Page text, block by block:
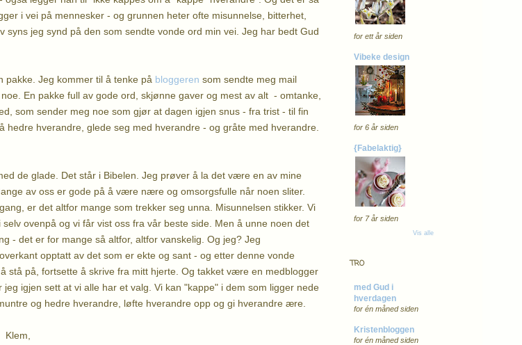
i vei på mennesker - og grunnen heter ofte misunnelse, bitterhet,
syns jeg synd på den som sendte vonde ord min vei. Jeg har bedt Gud
pakke. Jeg kommer til å tenke på bloggeren som sendte meg mail
En pakke full av gode ord, skjønne gaver og mest av alt - omtanke,
som sender meg noe som gjør at dagen igjen snus - fra trist - til fin
hedre hverandre, glede seg med hverandre - og gråte med hverandre.
de glade. Det står i Bibelen. Jeg prøver å la det være en av mine
av oss er gode på å være nære og omsorgsfulle når noen sliter.
er det altfor mange som trekker seg unna. Misunnelsen stikker. Vi
ovenpå og vi får vist oss fra vår beste side. Men å unne noen det
- det er for mange så altfor, altfor vanskelig. Og jeg? Jeg
opptatt av det som er ekte og sant - og etter denne vonde
stå på, fortsette å skrive fra mitt hjerte. Og takket være en medblogger
igjen sett at vi alle har et valg. Vi kan "kappe" i dem som ligger nede
og hedre hverandre, løfte hverandre opp og gi hverandre ære.
for ett år siden
Vibeke design
for 6 år siden
{Fabelaktig}
for 7 år siden
Vis alle
TRO
med Gud i
hverdagen
for én måned siden
Kristenbloggen
for én måned siden